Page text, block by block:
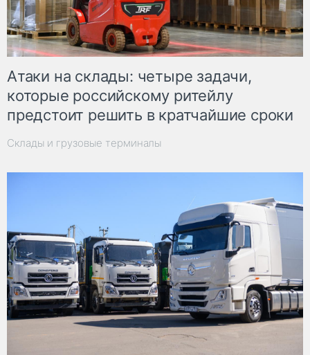
Атаки на склады: четыре задачи,
которые российскому ритейлу
предстоит решить в кратчайшие сроки
Склады и грузовые терминалы